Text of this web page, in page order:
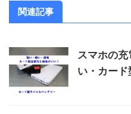
関連記事
スマホの
い・カー